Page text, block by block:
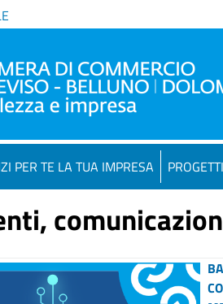
PER TE LA TUA IMPRESA